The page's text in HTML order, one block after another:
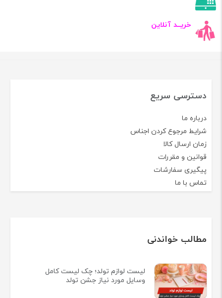
خریــد آنلاین
دسترسی سریع
درباره ما
شرایط مرجوع کردن اجناس
زمان ارسال کالا
قوانین و مقررات
پیگیری سفارشات
تماس با ما
مطالب خواندنی
لیست لوازم تولد؛ چک لیست کامل
وسایل مورد نیاز جشن تولد